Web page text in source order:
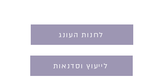
לחנות העונג
לייעוץ וסדנאות